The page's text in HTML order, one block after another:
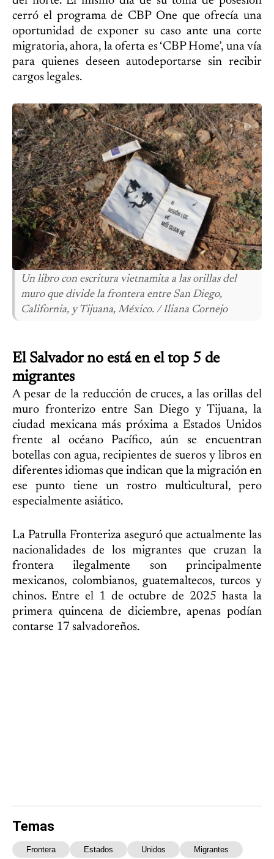
cerró el programa de CBP One que ofrecía una
oportunidad de exponer su caso ante una corte
migratoria, ahora, la oferta es ‘CBP Home’, una vía
para quienes deseen autodeportarse sin recibir
cargos legales.
Un libro con escritura vietnamita a las orillas del
muro que divide la frontera entre San Diego,
California, y Tijuana, México. / Iliana Cornejo
El Salvador no está en el top 5 de
migrantes
A pesar de la reducción de cruces, a las orillas del
muro fronterizo entre San Diego y Tijuana, la
ciudad mexicana más próxima a Estados Unidos
frente al océano Pacífico, aún se encuentran
botellas con agua, recipientes de sueros y libros en
diferentes idiomas que indican que la migración en
ese punto tiene un rostro multicultural, pero
especialmente asiático.
La Patrulla Fronteriza aseguró que actualmente las
nacionalidades de los migrantes que cruzan la
frontera ilegalmente son principalmente
mexicanos, colombianos, guatemaltecos, turcos y
chinos. Entre el 1 de octubre de 2025 hasta la
primera quincena de diciembre, apenas podían
contarse 17 salvadoreños.
Temas
Frontera Estados Unidos Migrantes